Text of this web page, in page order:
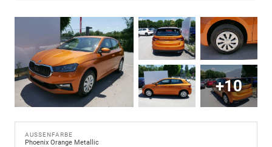
+10
AUSSENFARBE
Phoenix Orange Metallic